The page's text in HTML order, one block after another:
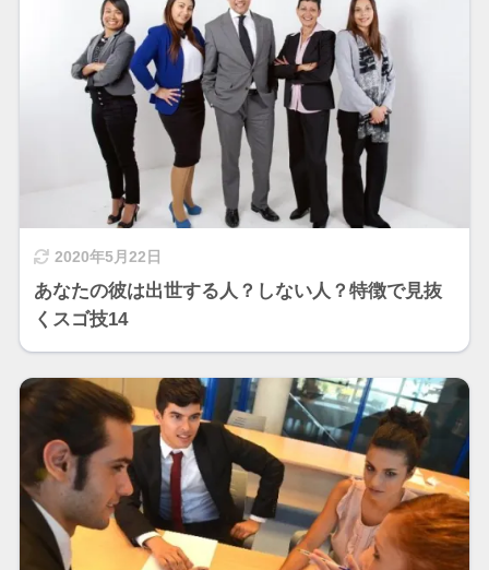
2020年5月22日
あなたの彼は出世する人？しない人？特徴で見抜
くスゴ技14